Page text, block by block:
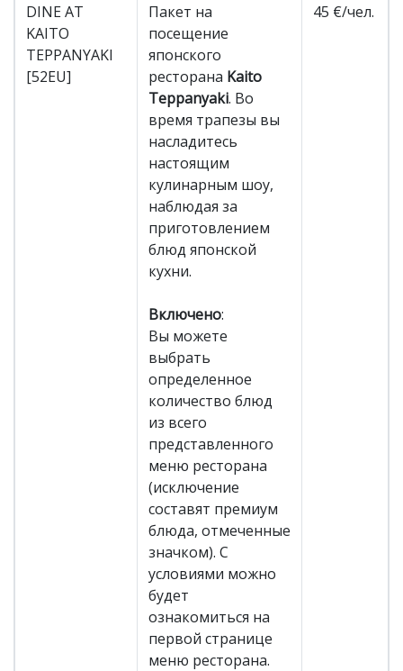
DINE AT
KAITO
TEPPANYAKI
[52EU]
Пакет на
посещение
японского
ресторана Kaito
Teppanyaki. Во
время трапезы вы
насладитесь
настоящим
кулинарным шоу,
наблюдая за
приготовлением
блюд японской
кухни.
Включено:
Вы можете
выбрать
определенное
количество блюд
из всего
представленного
меню ресторана
(исключение
составят премиум
блюда, отмеченные
значком). С
условиями можно
будет
ознакомиться на
первой странице
меню ресторана.
45 €/чел.